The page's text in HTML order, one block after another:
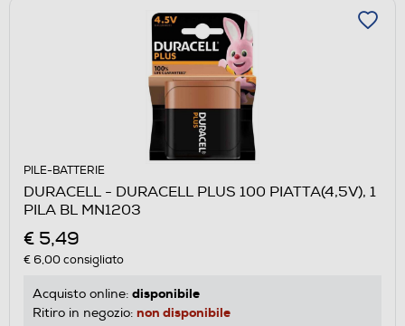
PILE-BATTERIE
DURACELL - DURACELL PLUS 100 PIATTA(4,5V), 1
PILA BL MN1203
€ 5,49
€ 6,00consigliato
Acquisto online: disponibile
Ritiro in negozio: non disponibile